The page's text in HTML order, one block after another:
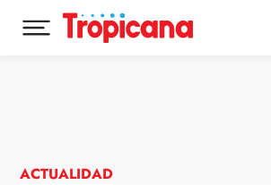
Desplegar menú principal
ACTUALIDAD